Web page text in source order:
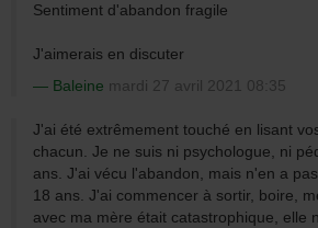
Sentiment d'abandon fragile
J'aimerais en discuter
Baleine mardi 27 avril 2021 08:35
J'ai été extrêmement touché en lisant
chacun. Je ne suis ni psychologue, ni
ans. J'ai vécu l'abandon, mais n'en a
18 ans. J'ai commencer à sortir, boire,
avec ma mère était catastrophique, elle